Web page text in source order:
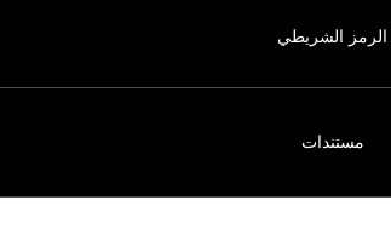
الرمز الشريطي
مستندات